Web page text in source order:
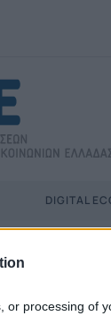
or processing of
DIGITAL